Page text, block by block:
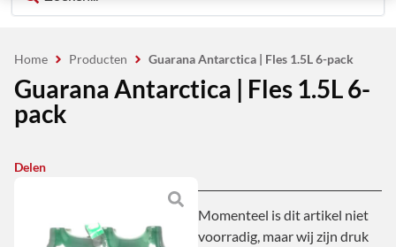
Home Producten Guarana Antarctica | Fles 1.5L 6-pack
Guarana Antarctica | Fles 1.5L 6-
pack
Delen
Momenteel is dit artikel niet
voorradig, maar wij zijn druk